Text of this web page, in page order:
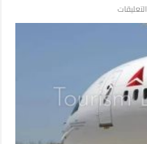
التعليقات
هبوط
“دلتا
إيرلاينز”
بعد
اضطرابات
جوية
قوية